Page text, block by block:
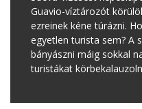
Guavio-víztározót
ezreinek kéne túrázni.
egyetlen turista sem? A
bányászni máig sokkal
turistákat